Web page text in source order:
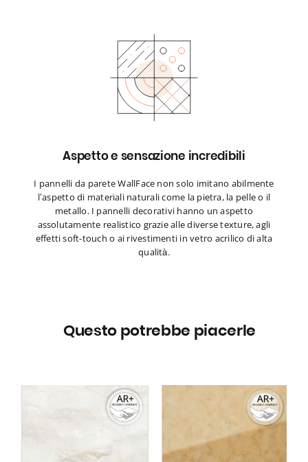
Aspetto e sensazione incredibili
I pannelli da parete WallFace non solo imitano abilmente
l’aspetto di materiali naturali come la pietra, la pelle o il
metallo. I pannelli decorativi hanno un aspetto
assolutamente realistico grazie alle diverse texture, agli
effetti soft-touch o ai rivestimenti in vetro acrilico di alta
qualità.
Questo potrebbe piacerle
Pannello murale